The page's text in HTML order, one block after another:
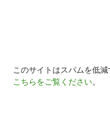
このサイトはスパムを低減
こちらをご覧ください。